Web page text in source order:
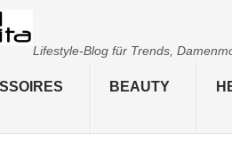
Lifestyle-Blog für Trends,
BEAUTY